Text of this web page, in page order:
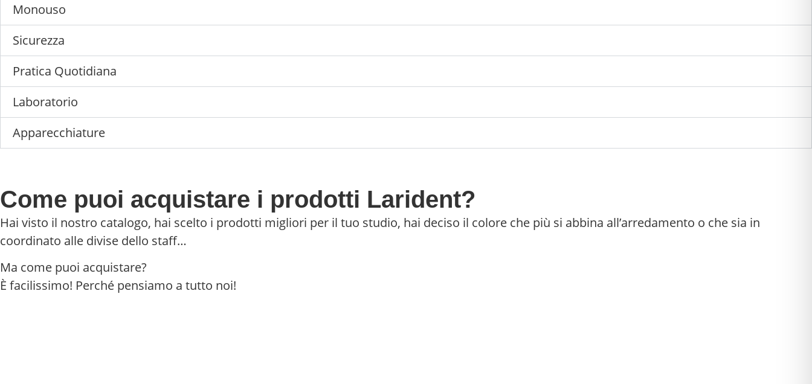
Monouso
Sicurezza
Pratica Quotidiana
Laboratorio
Apparecchiature
Come puoi acquistare i prodotti Larident?
Hai visto il nostro catalogo, hai scelto i prodotti migliori per il tuo studio, hai deciso il colore che più si abbina all’arredamento o che sia in
coordinato alle divise dello staff…
Ma come puoi acquistare?
È facilissimo! Perché pensiamo a tutto noi!